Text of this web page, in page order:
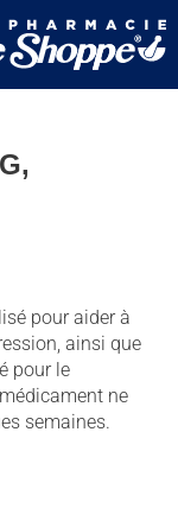
pour aider à
ainsi que
pour le
ne
semaines.